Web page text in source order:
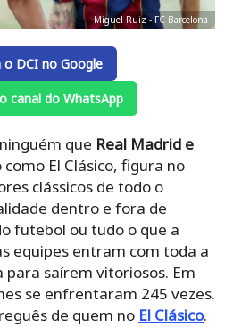
Miguel Ruiz - FC Barcelona
o DCI no Google
canal do WhatsApp
que Real Madrid e
como El Clásico, figura no
clássicos de todo o
dentro e fora de
futebol ou tudo o que a
equipes entram com toda a
para saírem vitoriosos. Em
se enfrentaram 245 vezes.
de quem no El Clásico.